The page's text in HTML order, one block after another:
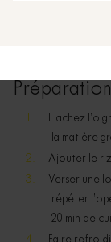
Préparation
Hachez
la matière
Ajouter le riz
Verser une
répéter
20 min de